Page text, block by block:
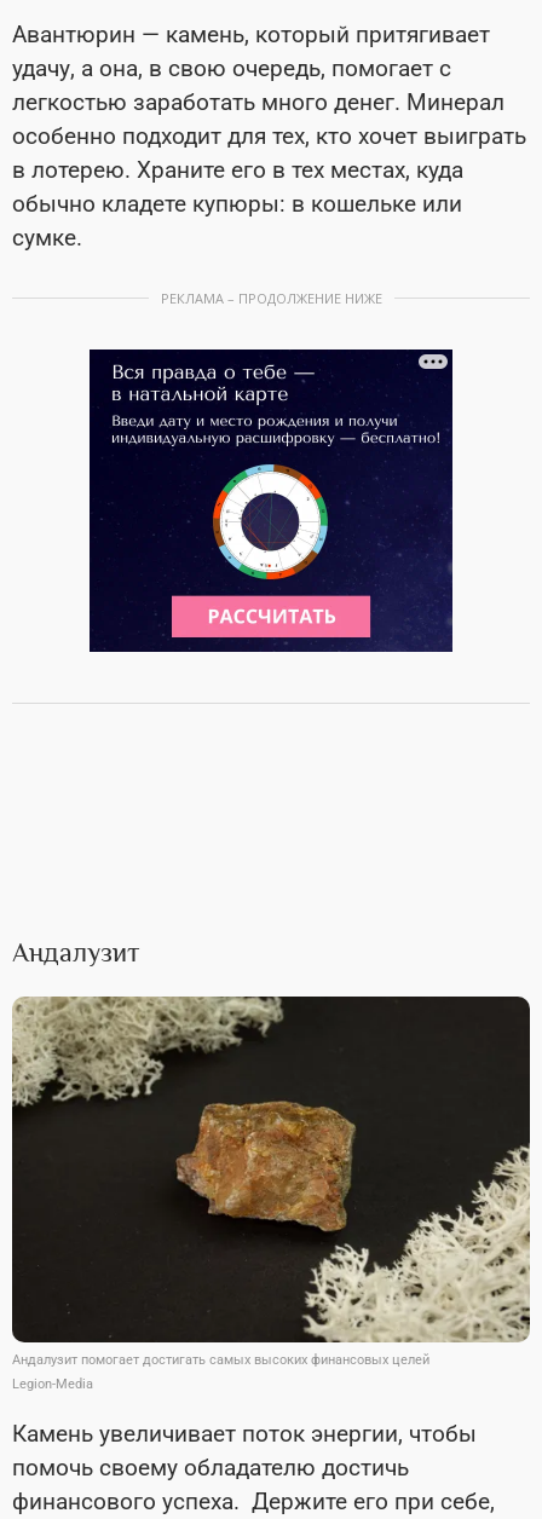
Авантюрин — камень, который притягивает
удачу, а она, в свою очередь, помогает с
легкостью заработать много денег. Минерал
особенно подходит для тех, кто хочет выиграть
в лотерею. Храните его в тех местах, куда
обычно кладете купюры: в кошельке или
сумке.
РЕКЛАМА – ПРОДОЛЖЕНИЕ НИЖЕ
Андалузит
Андалузит помогает достигать самых высоких финансовых целей
Legion-Media
Камень увеличивает поток энергии, чтобы
помочь своему обладателю достичь
финансового успеха. Держите его при себе,